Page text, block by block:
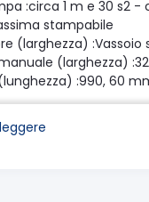
:circa 1 m e 30 s2 -
stampabile
(larghezza)
(larghezza)
:990, 60
:Stampa senza bordi
inferiore/destro/